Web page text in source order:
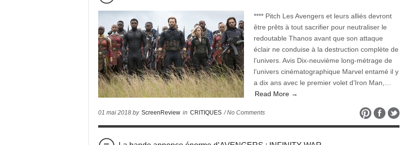
**** Pitch Les Avengers et leurs alliés devront
être prêts à tout sacrifier pour neutraliser le
redoutable Thanos avant que son attaque
éclair ne conduise à la destruction complète de
l’univers. Avis Dix-neuvième long-métrage de
l’univers cinématographique Marvel entamé il y
a dix ans avec le premier volet d’Iron Man,…
Read More →
01 mai 2018 by ScreenReview in CRITIQUES / No Comments